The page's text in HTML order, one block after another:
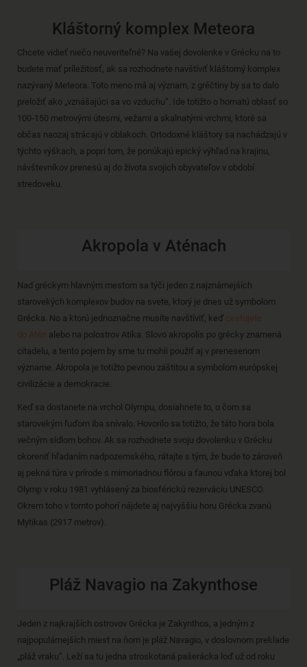
Kláštorný komplex Meteora
Chcete vidieť niečo neuveriteľné? Na vašej dovolenke v Grécku na to
budete mať príležitosť, ak sa rozhodnete navštíviť kláštorný komplex
nazývaný Meteora. Toto meno má aj význam, z gréčtiny by sa to dalo
preložiť ako „vznášajúci sa vo vzduchu“. Ide totižto o hornatú oblasť so
100-150 metrovými útesmi, vežami a skalnatými vrchmi, ktoré sa
občas naozaj strácajú v oblakoch. Ortodoxné kláštory sa nachádzajú v
týchto výškach, a popri tom, že ponúkajú epický výhľad na krajinu,
návštevníkov prenesú aj do života svojich obyvateľov v období
stredoveku.
Akropola v Aténach
Nad gréckym hlavným mestom sa týči jeden z najznámejších
starovekých komplexov budov na svete, ktorý je dnes už symbolom
Grécka. No a ktorú jednoznačne musíte navštíviť, keď cestujete
do Atén alebo na polostrov Atika. Slovo akropolis po grécky znamená
citadelu, a tento pojem by sme tu mohli použiť aj v prenesenom
význame. Akropola je totižto pevnou záštitou a symbolom európskej
civilizácie a demokracie.
Keď sa dostanete na vrchol Olympu, dosiahnete to, o čom sa
starovekým ľuďom iba snívalo. Hovorilo sa totižto, že táto hora bola
večným sídlom bohov. Ak sa rozhodnete svoju dovolenku v Grécku
okoreniť hľadaním nadpozemského, rátajte s tým, že bude to zároveň
aj pekná túra v prírode s mimoriadnou flórou a faunou vďaka ktorej bol
Olymp v roku 1981 vyhlásený za biosférickú rezerváciu UNESCO.
Okrem toho v tomto pohorí nájdete aj najvyššiu horu Grécka zvanú
Mytikas (2917 metrov).
Pláž Navagio na Zakynthose
Jeden z najkrajších ostrovov Grécka je Zakynthos, a jedným z
najpopulárnejších miest na ňom je pláž Navagio, v doslovnom preklade
„pláž vraku“. Leží sa tu jedna stroskotaná pašerácka loď už od roku